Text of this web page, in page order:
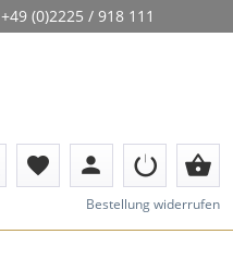
+49 (0)2225 / 918 111
favorite person shopping_basket
Bestellung widerrufen